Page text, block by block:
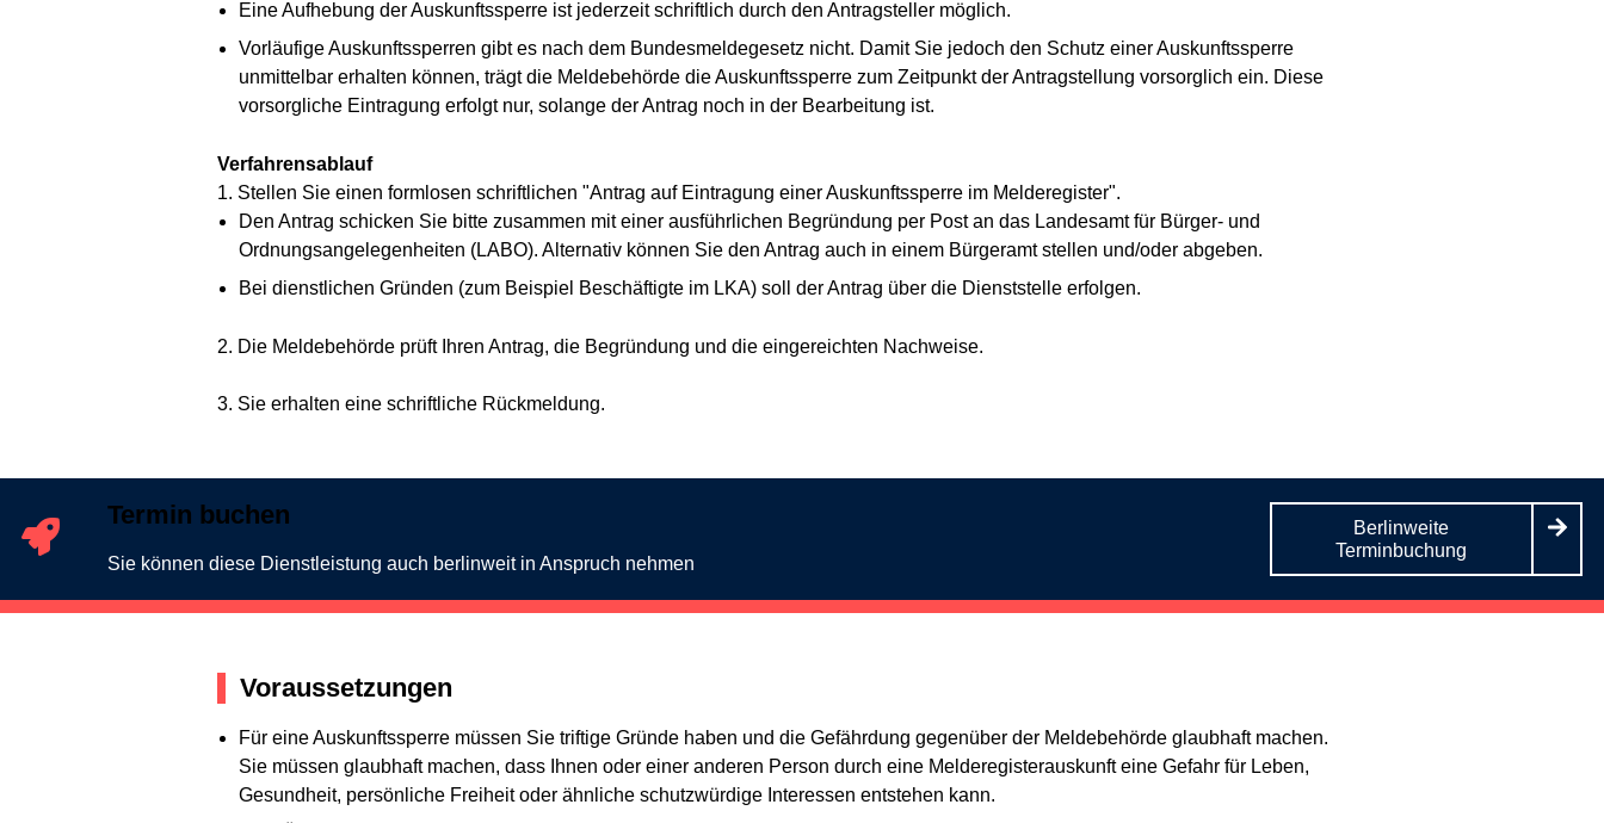
Eine Aufhebung der Auskunftssperre ist jederzeit schriftlich durch den Antragsteller möglich.
Vorläufige Auskunftssperren gibt es nach dem Bundesmeldegesetz nicht. Damit Sie jedoch den Schutz einer Auskunftssperre
unmittelbar erhalten können, trägt die Meldebehörde die Auskunftssperre zum Zeitpunkt der Antragstellung vorsorglich ein. Diese
vorsorgliche Eintragung erfolgt nur, solange der Antrag noch in der Bearbeitung ist.
Verfahrensablauf
1. Stellen Sie einen formlosen schriftlichen "Antrag auf Eintragung einer Auskunftssperre im Melderegister".
Den Antrag schicken Sie bitte zusammen mit einer ausführlichen Begründung per Post an das Landesamt für Bürger- und
Ordnungsangelegenheiten (LABO). Alternativ können Sie den Antrag auch in einem Bürgeramt stellen und/oder abgeben.
Bei dienstlichen Gründen (zum Beispiel Beschäftigte im LKA) soll der Antrag über die Dienststelle erfolgen.
2. Die Meldebehörde prüft Ihren Antrag, die Begründung und die eingereichten Nachweise.
3. Sie erhalten eine schriftliche Rückmeldung.
Termin buchen
Sie können diese Dienstleistung auch berlinweit in Anspruch nehmen
Berlinweite
Terminbuchung
Voraussetzungen
Für eine Auskunftssperre müssen Sie triftige Gründe haben und die Gefährdung gegenüber der Meldebehörde glaubhaft machen.
Sie müssen glaubhaft machen, dass Ihnen oder einer anderen Person durch eine Melderegisterauskunft eine Gefahr für Leben,
Gesundheit, persönliche Freiheit oder ähnliche schutzwürdige Interessen entstehen kann.